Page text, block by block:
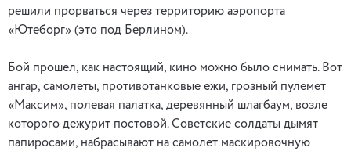
решили прорваться через территорию аэропорта
«Ютеборг» (это под Берлином).
Бой прошел, как настоящий, кино можно было снимать. Вот
ангар, самолеты, противотанковые ежи, грозный пулемет
«Максим», полевая палатка, деревянный шлагбаум, возле
которого дежурит постовой. Советские солдаты дымят
папиросами, набрасывают на самолет маскировочную